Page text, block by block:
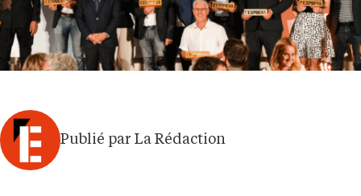
Publié par La Rédaction